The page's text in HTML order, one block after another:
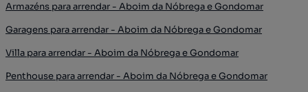
Armazéns para arrendar - Aboim da Nóbrega e Gondomar
Garagens para arrendar - Aboim da Nóbrega e Gondomar
Villa para arrendar - Aboim da Nóbrega e Gondomar
Penthouse para arrendar - Aboim da Nóbrega e Gondomar